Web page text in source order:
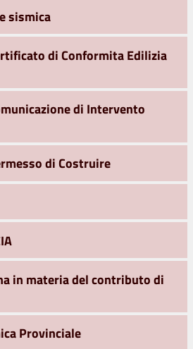
sismica
di Conformita Edilizia
di Intervento
di Costruire
in materia del contributo di
Provinciale